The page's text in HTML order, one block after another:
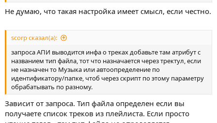
Не думаю, что такая настройка имеет смысл, если честно.
scorp сказал(а):
запроса АПИ выводится инфа о треках добавьте там атрибут с
названием тип файла, тот что назначается через тректул, если
не назначен то Музыка или автоопределение по
идентификатору/папке, чтоб через скрипт по этому параметру
обрабатывать по разному.
Зависит от запроса. Тип файла определен если вы
получаете список треков из плейлиста. Если просто